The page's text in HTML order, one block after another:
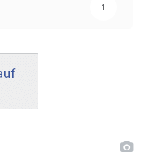
1